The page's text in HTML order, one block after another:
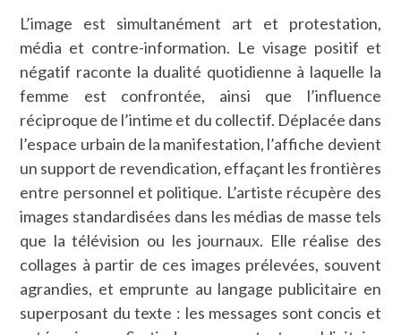
L’image est simultanément art et protestation,
média et contre-information. Le visage positif et
négatif raconte la dualité quotidienne à laquelle la
femme est confrontée, ainsi que l’influence
réciproque de l’intime et du collectif. Déplacée dans
l’espace urbain de la manifestation, l’affiche devient
un support de revendication, effaçant les frontières
entre personnel et politique. L’artiste récupère des
images standardisées dans les médias de masse tels
que la télévision ou les journaux. Elle réalise des
collages à partir de ces images prélevées, souvent
agrandies, et emprunte au langage publicitaire en
superposant du texte : les messages sont concis et